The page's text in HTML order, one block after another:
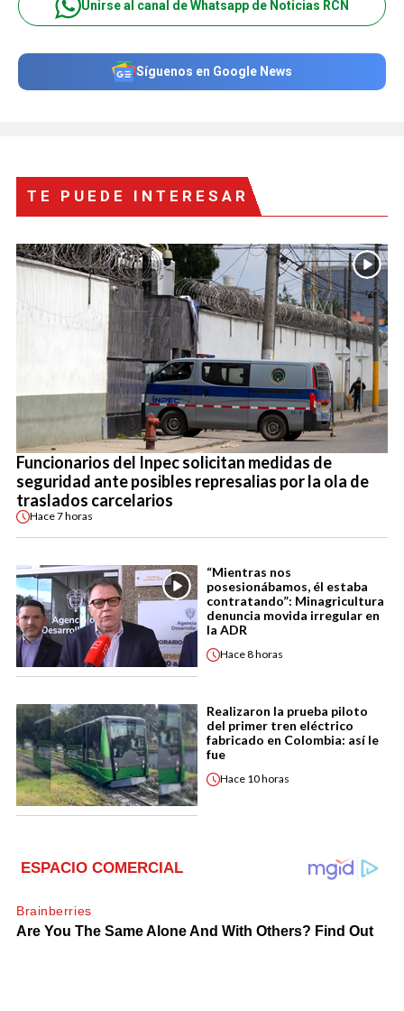
Unirse al canal de Whatsapp de Noticias RCN
Síguenos en Google News
TE PUEDE INTERESAR
Funcionarios del Inpec solicitan medidas de
seguridad ante posibles represalias por la ola de
traslados carcelarios
Hace7 horas
“Mientras nos
posesionábamos, él estaba
contratando”: Minagricultura
denuncia movida irregular en
la ADR
Hace8 horas
Realizaron la prueba piloto
del primer tren eléctrico
fabricado en Colombia: así le
fue
Hace 10 horas